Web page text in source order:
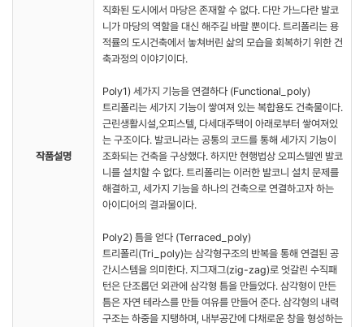
작품설명
직화된 도시에서 마당은 존재할 수 없다. 다만 가느다란 발코
니가 마당의 역할을 대신 해주길 바랄 뿐이다. 트리폴리는 용
적률의 도시건축에서 놓쳐버린 삶의 모습을 회복하기 위한 건
축과정의 이야기이다.
Poly1) 세가지 기능을 연결하다 (Functional_poly)
트리폴리는 세가지 기능이 쌓여져 있는 복합용도 건축물이다.
근린생활시설,오피스텔, 다세대주택이 아래로부터 쌓여져있
는 구조이다. 발코니라는 공통의 코드를 통해 세가지 기능이
조화되는 건축을 구상했다. 하지만 현행법상 오피스텔엔 발코
니를 설치할 수 없다. 트리폴리는 이러한 발코니 설치 문제를
해결하고, 세가지 기능을 하나의 건축으로 연결하고자 하는
아이디어의 결과물이다.
Poly2) 틈을 얻다 (Terraced_poly)
트리폴리(Tri_poly)는 삼각형구조의 반복을 통해 연결된 공
간시스템을 의미한다. 지그재그(zig-zag)로 엇갈린 수직패
턴은 단조롭던 외관에 삼각형 틈을 만들었다. 삼각형이 만든
틈은 자연 테라스를 만들 여유를 만들어 준다. 삼각형의 내력
구조는 하중을 지탱하며, 내부공간에 다채로운 창을 형성하는